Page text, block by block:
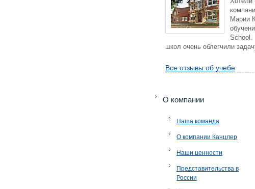
Марии
School.
школ очень облегчили
Все отзывы об учебе
O компании
Наша команда
О компании Канцлер
Наши ценности
Представительства в
России